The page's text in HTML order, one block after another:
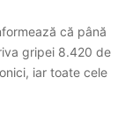
că până
gripei 8.420 de
iar toate cele